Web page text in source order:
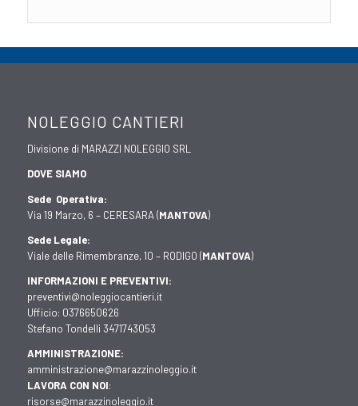
NOLEGGIO CANTIERI
Divisione di MARAZZI NOLEGGIO SRL
DOVE SIAMO
Sede Operativa:
Via 19 Marzo, 6 – CERESARA (MANTOVA)
Sede Legale:
Viale delle Rimembranze, 10 – RODIGO (MANTOVA)
INFORMAZIONI E PREVENTIVI:
preventivi@noleggiocantieri.it
Ufficio: 0376650626
Stefano Tondelli 3471743053
AMMINISTRAZIONE:
amministrazione@marazzinoleggio.it
LAVORA CON NOI:
risorse@marazzinoleggio.it